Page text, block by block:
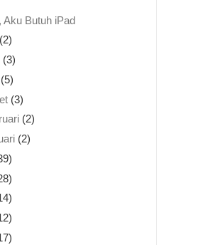
Aku Butuh iPad
(2)
(3)
(5)
(3)
(2)
(2)